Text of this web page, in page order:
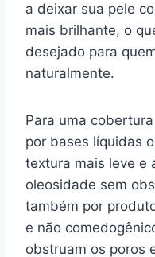
a deixar sua pele
mais brilhante, o
desejado para
naturalmente.
Para uma
por bases líquidas
textura mais leve e
oleosidade sem
também por
e não
obstruam os poros